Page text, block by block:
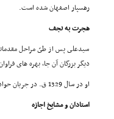
رهسپار اصفهان شده است.
هجرت به نجف
سیدعلى پس از طىّ مراحل
دیگر بزرگان آن جا، بهره هاى
او در سال 1329 ق. در جریان حوادث مشروطیت و پس از فوت استاد خود، آیت الله محمّد کاظم خراسانى، به اصفهان بازگشت.
استادان و مشایخ اجازه